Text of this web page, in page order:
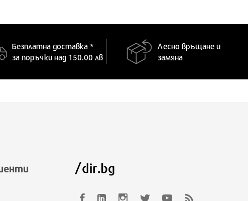
Безплатна доставка *
за поръчки над 150.00 лв
Лесно връщане и
замяна